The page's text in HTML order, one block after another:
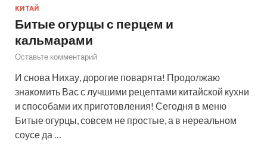
КИТАЙ
Битые огурцы с перцем и
кальмарами
Оставьте комментарий
И снова Нихау, дорогие поварята! Продолжаю
знакомить Вас с лучшими рецептами китайской кухни
и способами их приготовления! Сегодня в меню
Битые огурцы, совсем не простые, а в нереальном
соусе да …